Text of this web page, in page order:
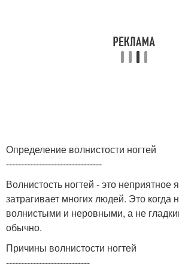
Определение волнистости ногтей
--------------------------------
Волнистость ногтей - это неприятное
затрагивает многих людей. Это когда
волнистыми и неровными, а не
обычно.
Причины волнистости ногтей
----------------------------